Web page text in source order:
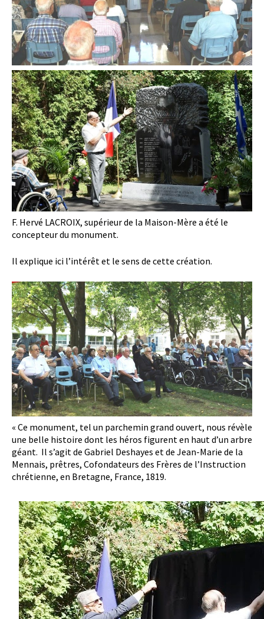
F. Hervé LACROIX, supérieur de la Maison-Mère a été le
concepteur du monument.
Il explique ici l’intérêt et le sens de cette création.
« Ce monument, tel un parchemin grand ouvert, nous révèle
une belle histoire dont les héros figurent en haut d’un arbre
géant. Il s’agit de Gabriel Deshayes et de Jean-Marie de la
Mennais, prêtres, Cofondateurs des Frères de l’Instruction
chrétienne, en Bretagne, France, 1819.